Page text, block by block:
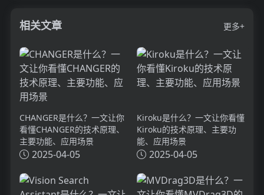
相关文章 更多+
CHANGER是什么？一文让你
看懂CHANGER的技术原理、
主要功能、应用场景
2025-04-05
Kiroku是什么？一文让你看懂
Kiroku的技术原理、主要功
能、应用场景
2025-04-05